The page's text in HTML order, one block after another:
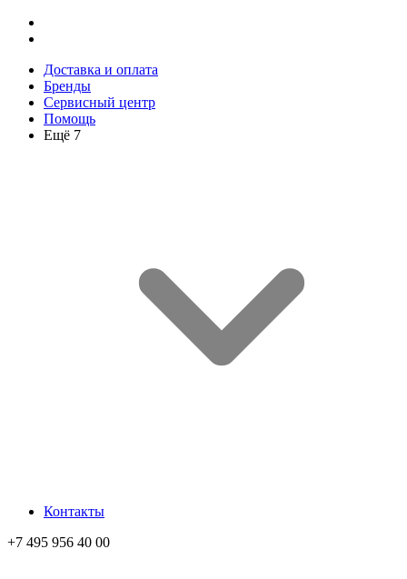
Доставка и оплата
Бренды
Сервисный центр
Помощь
Ещё 7
Контакты
+7 495 956 40 00